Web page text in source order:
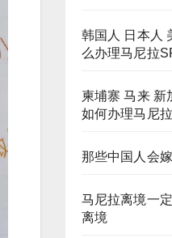
韩国人 日本人
么办理马尼拉
柬埔寨 马来 新
如何办理马尼
那些中国人会
马尼拉离境一
离境